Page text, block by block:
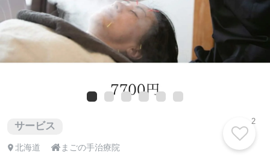
サービス
北海道  まごの手治療院
2